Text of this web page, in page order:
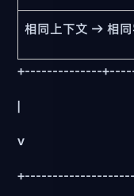
相同上下文 → 相
+--------------
|
v